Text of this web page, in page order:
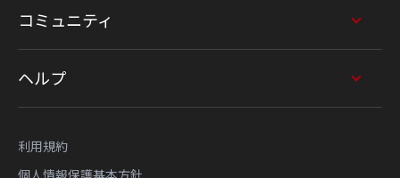
コミュニティ
ヘルプ
利用規約
個人情報保護基本方針